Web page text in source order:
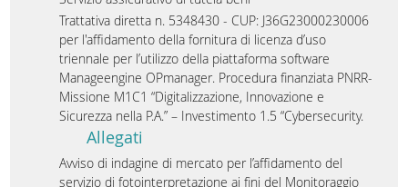
Trattativa diretta n. 5348430 - CUP: J36G23000230006
per l'affidamento della fornitura di licenza d’uso
triennale per l’utilizzo della piattaforma software
Manageengine OPmanager. Procedura finanziata PNRR-
Missione M1C1 “Digitalizzazione, Innovazione e
Sicurezza nella P.A.” – Investimento 1.5 “Cybersecurity.
Allegati
Avviso di indagine di mercato per l’affidamento del
servizio di fotointerpretazione ai fini del Monitoraggio